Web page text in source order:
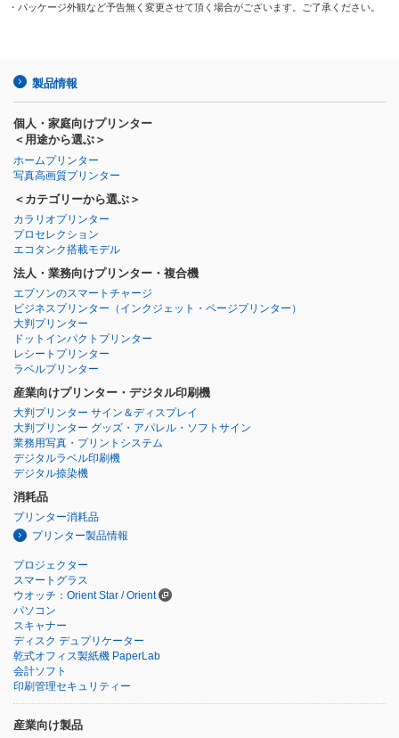
・パッケージ外観など予告無く変更させて頂く場合がございます。ご了承ください。
製品情報
個人・家庭向けプリンター
＜用途から選ぶ＞
ホームプリンター
写真高画質プリンター
＜カテゴリーから選ぶ＞
カラリオプリンター
プロセレクション
エコタンク搭載モデル
法人・業務向けプリンター・複合機
エプソンのスマートチャージ
ビジネスプリンター （インクジェット・ページプリンター）
大判プリンター
ドットインパクトプリンター
レシートプリンター
ラベルプリンター
産業向けプリンター・デジタル印刷機
大判プリンター サイン＆ディスプレイ
大判プリンター グッズ・アパレル・ソフトサイン
業務用写真・プリントシステム
デジタルラベル印刷機
デジタル捺染機
消耗品
プリンター消耗品
プリンター製品情報
プロジェクター
スマートグラス
ウオッチ：Orient Star / Orient
パソコン
スキャナー
ディスク デュプリケーター
乾式オフィス製紙機 PaperLab
会計ソフト
印刷管理セキュリティー
産業向け製品